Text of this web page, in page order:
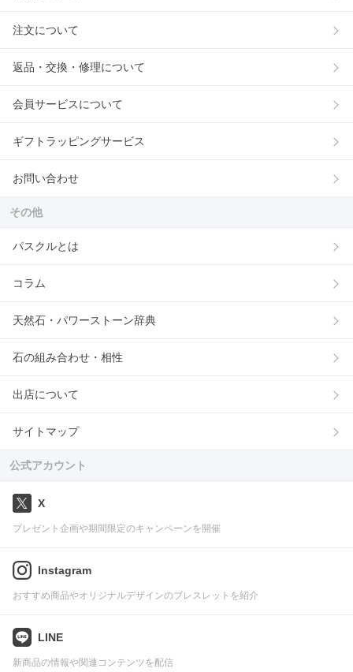
注文について
返品・交換・修理について
会員サービスについて
ギフトラッピングサービス
お問い合わせ
その他
パスクルとは
コラム
天然石・パワーストーン辞典
石の組み合わせ・相性
出店について
サイトマップ
公式アカウント
X
プレゼント企画や期間限定のキャンペーンを開催
Instagram
おすすめ商品やオリジナルデザインのブレスレットを紹介
LINE
新商品の情報や関連コンテンツを配信